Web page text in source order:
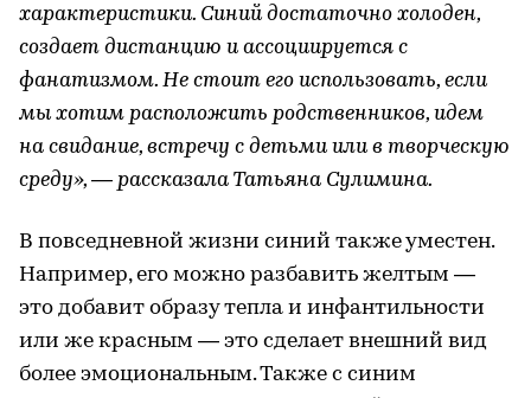
характеристики. Синий достаточно холоден,
создает дистанцию и ассоциируется с
фанатизмом. Не стоит его использовать, если
мы хотим расположить родственников, идем
на свидание, встречу с детьми или в творческую
среду», — рассказала Татьяна Сулимина.
В повседневной жизни синий также уместен.
Например, его можно разбавить желтым —
это добавит образу тепла и инфантильности
или же красным — это сделает внешний вид
более эмоциональным. Также с синим